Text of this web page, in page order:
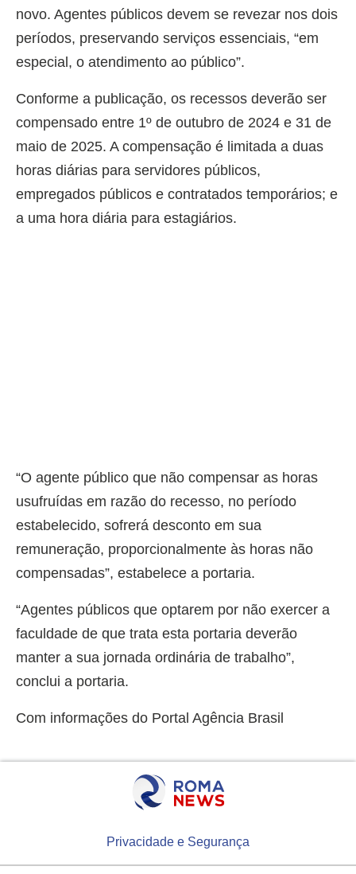
novo. Agentes públicos devem se revezar nos dois
períodos, preservando serviços essenciais, “em
especial, o atendimento ao público”.
Conforme a publicação, os recessos deverão ser
compensado entre 1º de outubro de 2024 e 31 de
maio de 2025. A compensação é limitada a duas
horas diárias para servidores públicos,
empregados públicos e contratados temporários; e
a uma hora diária para estagiários.
“O agente público que não compensar as horas
usufruídas em razão do recesso, no período
estabelecido, sofrerá desconto em sua
remuneração, proporcionalmente às horas não
compensadas”, estabelece a portaria.
“Agentes públicos que optarem por não exercer a
faculdade de que trata esta portaria deverão
manter a sua jornada ordinária de trabalho”,
conclui a portaria.
Com informações do Portal Agência Brasil
Privacidade e Segurança